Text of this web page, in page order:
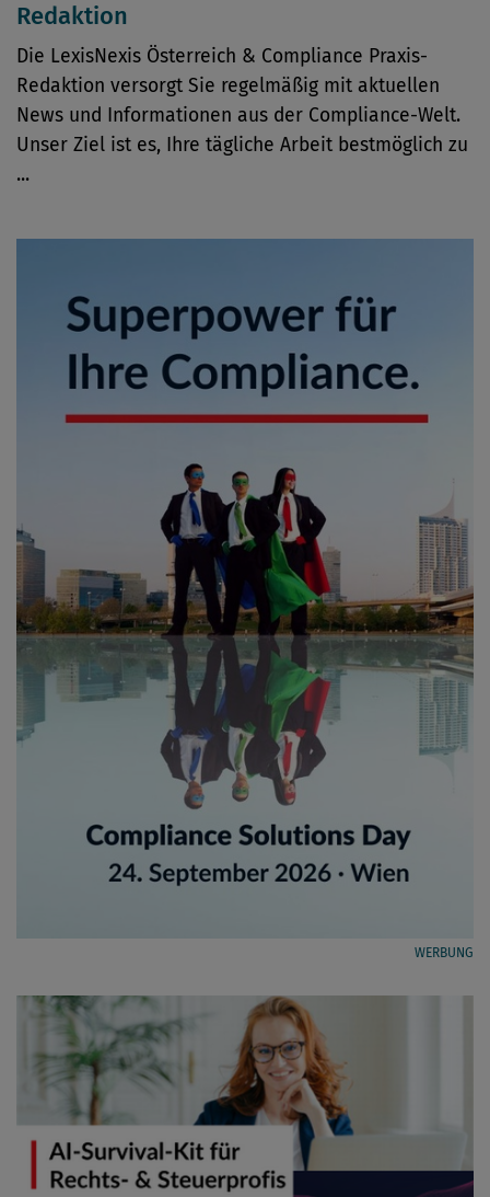
Redaktion
Die LexisNexis Österreich & Compliance Praxis-
Redaktion versorgt Sie regelmäßig mit aktuellen
News und Informationen aus der Compliance-Welt.
Unser Ziel ist es, Ihre tägliche Arbeit bestmöglich zu
...
WERBUNG